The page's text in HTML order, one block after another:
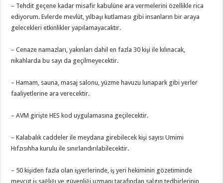
– Tehdit geçene kadar misafir kabulüne ara vermelerini özellikle rica
ediyorum. Evlerde mevlüt, yılbaşı kutlaması gibi insanların bir araya
gelecekleri etkinlikler yapılamayacaktır.
– Cenaze namazları, yakınları dahil en fazla 30 kişi ile kılınacak,
nikahlarda bu sayı da geçilmeyecektir.
– Hamam, sauna, masaj salonu, yüzme havuzu lunapark gibi yerler
faaliyetlerine ara verecektir.
– AVM girişte HES kod uygulamasına geçilecektir.
– Kalabalık caddeler ile meydana girebilecek kişi sayısı Umimi
Hıfzısıhha kurulu ile sınırlandırılabilecektir.
– 50 kişiden fazla olan işyerlerinde, iş yeri hekiminin gözetiminde
mevcut iş sağlığı ve güvenliği uzmanı tarafından salgın tedbirlerinin